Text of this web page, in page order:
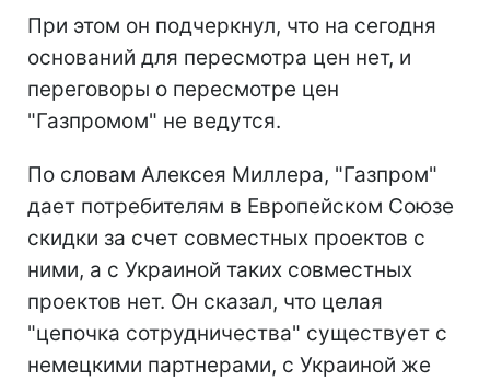
При этом он подчеркнул, что на сегодня
оснований для пересмотра цен нет, и
переговоры о пересмотре цен
"Газпромом" не ведутся.
По словам Алексея Миллера, "Газпром"
дает потребителям в Европейском Союзе
скидки за счет совместных проектов с
ними, а с Украиной таких совместных
проектов нет. Он cказал, что целая
"цепочка сотрудничества" существует с
немецкими партнерами, с Украиной же